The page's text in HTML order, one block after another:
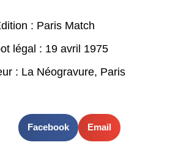
: Paris Match
légal : 19 avril 1975
: La Néogravure, Paris
Facebook Email